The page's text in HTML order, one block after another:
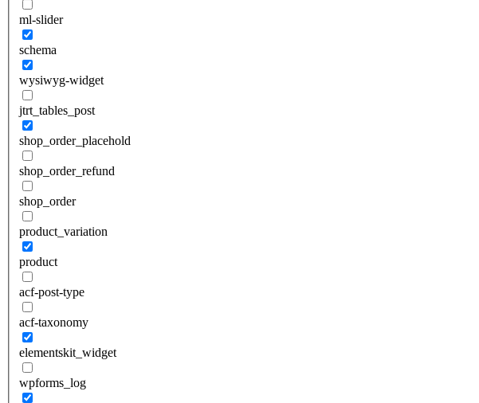
ml-slider
schema
wysiwyg-widget
jtrt_tables_post
shop_order_placehold
shop_order_refund
shop_order
product_variation
product
acf-post-type
acf-taxonomy
elementskit_widget
wpforms_log